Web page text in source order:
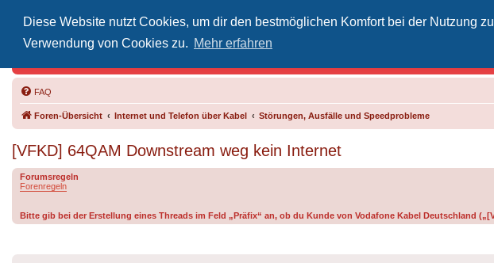
Diese Website nutzt Cookies, um dir den bestmöglichen Komfort bei der Nutzung
Verwendung von Cookies zu. Mehr erfahren
FAQ
Foren-Übersicht Internet und Telefon über Kabel Störungen, Ausfälle und Speedprobleme
[VFKD] 64QAM Downstream weg kein Internet
Forumsregeln
Forenregeln
Bitte gib bei der Erstellung eines Threads im Feld „Präfix“ an, ob du Kunde von Vodafone Kabel Deutschland